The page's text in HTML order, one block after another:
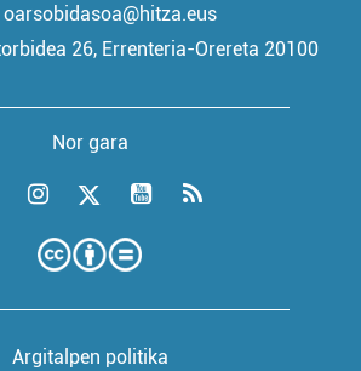
oarsobidasoa@hitza.eus
26, Errenteria-Orereta 20100
Nor gara
Argitalpen politika